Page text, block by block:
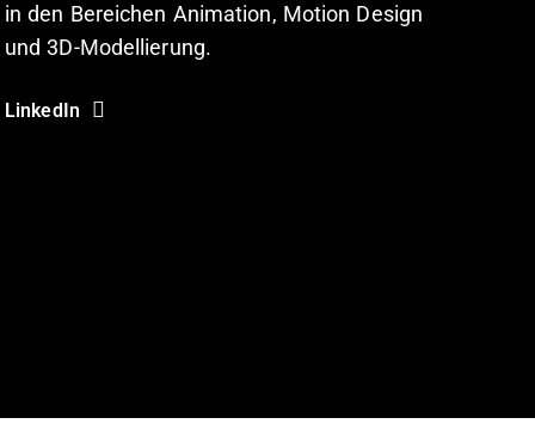
in den Bereichen Animation, Motion Design
und 3D-Modellierung.
LinkedIn